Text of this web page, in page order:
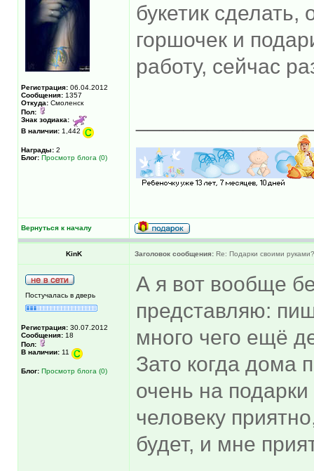
Регистрация: 06.04.2012
Сообщения: 1357
Откуда: Смоленск
Пол:
Знак зодиака:
В наличии: 1,442
Награды: 2
Блог: Просмотр блога (0)
букетик
горшочек и
работу, сейчас
Вернуться к началу
KinK Заголовок сообщения: Re: Подарки своими руками?
Постучалась в дверь
Регистрация: 30.07.2012
Сообщения: 18
Пол:
В наличии: 11
Блог: Просмотр блога (0)
А я вот вообще
представляю:
много чего ещё
Зато когда
очень на
человеку
будет, и мне